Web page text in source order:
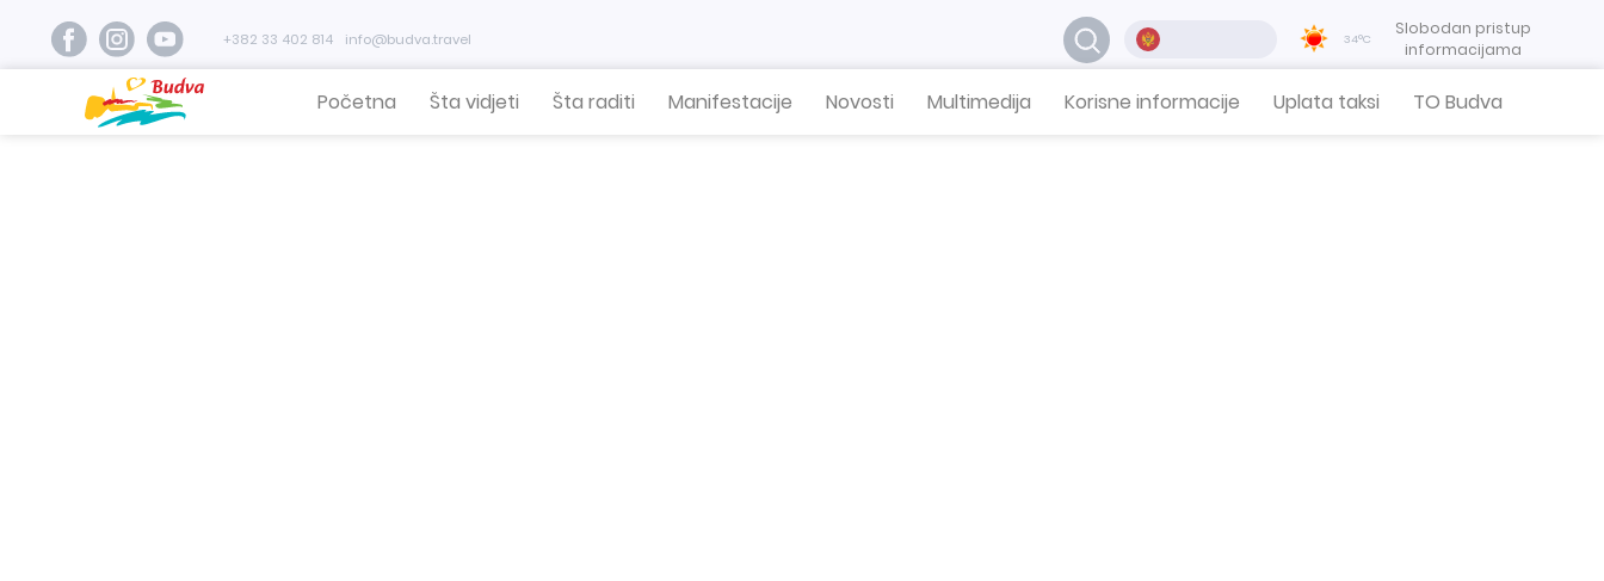
+382 33 402 814 info@budva.travel 34°C
Slobodan pristup
informacijama
Početna Šta vidjeti Šta raditi Manifestacije Novosti Multimedija Korisne informacije Uplata taksi TO Budva